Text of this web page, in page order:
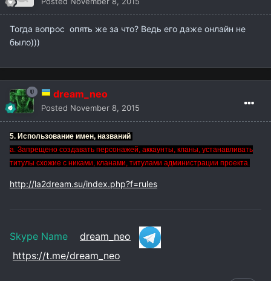
Тогда вопрос опять же за что? Ведь его даже онлайн не
было)))
dream_neo
Posted November 8, 2015
5. Использование имен, названий
a. Запрещено создавать персонажей, аккаунты, кланы, устанавливать
титулы схожие с никами, кланами, титулами администрации проекта.
http://la2dream.su/index.php?f=rules
Skype Name dream_neo
https://t.me/dream_neo